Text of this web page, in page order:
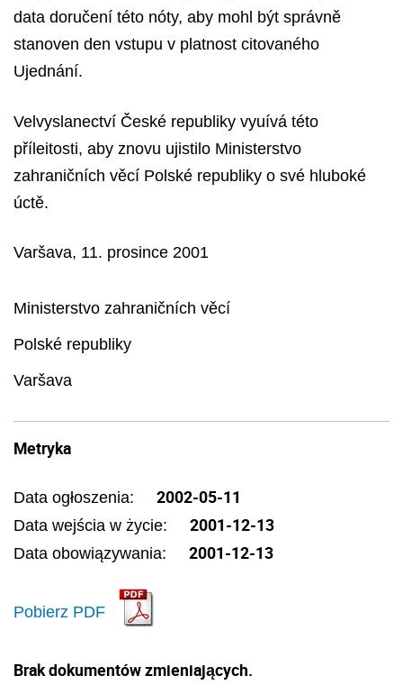
data doručení této nóty, aby mohl být správně
stanoven den vstupu v platnost citovaného
Ujednání.
Velvyslanectví České republiky vyuívá této
příleitosti, aby znovu ujistilo Ministerstvo
zahraničních věcí Polské republiky o své hluboké
úctě.
Varšava, 11. prosince 2001
Ministerstvo zahraničních věcí
Polské republiky
Varšava
Metryka
Data ogłoszenia: 2002-05-11
Data wejścia w życie: 2001-12-13
Data obowiązywania: 2001-12-13
Pobierz PDF
Brak dokumentów zmieniających.